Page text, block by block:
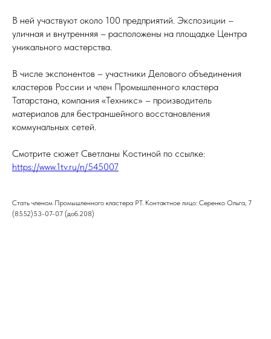
В ней участвуют около 100 предприятий. Экспозиции –
уличная и внутренняя – расположены на площадке Центра
уникального мастерства.
В числе экспонентов – участники Делового объединения
кластеров России и член Промышленного кластера
Татарстана, компания «Техникс» – производитель
материалов для бестраншейного восстановления
коммунальных сетей.
Смотрите сюжет Светланы Костиной по ссылке:
https://www.1tv.ru/n/545007
Стать членом Промышленного кластера РТ. Контактное лицо: Серенко Ольга, 7
(8552)53-07-07 (доб.208)